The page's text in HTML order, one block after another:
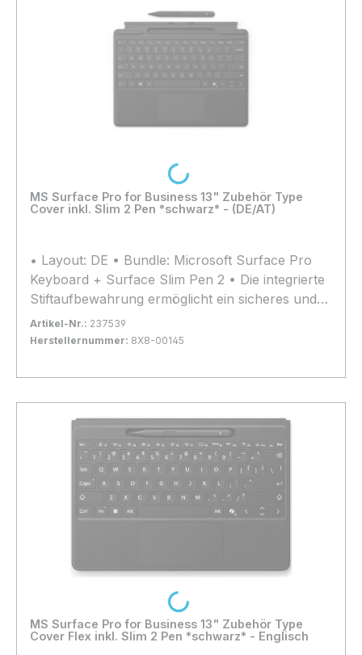
MS Surface Pro for Business 13" Zubehör Type
Cover inkl. Slim 2 Pen *schwarz* - (DE/AT)
• Layout: DE • Bundle: Microsoft Surface Pro
Keyboard + Surface Slim Pen 2 • Die integrierte
Stiftaufbewahrung ermöglicht ein sicheres und
einfaches Aufladen • Kompatibilität: Surface Pro
12, Surface Pro 11, Surface Pro 10, Surface Pro
Artikel-Nr.: 237539
Herstellernummer: 8X8-00145
In den Warenkorb
Loading...
MS Surface Pro for Business 13" Zubehör Type
Cover Flex inkl. Slim 2 Pen *schwarz* - Englisch
Loading...